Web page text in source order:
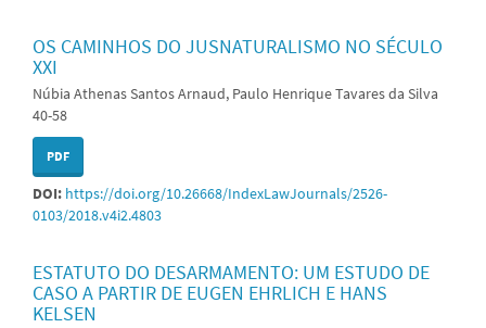
OS CAMINHOS DO JUSNATURALISMO NO SÉCULO
XXI
Núbia Athenas Santos Arnaud, Paulo Henrique Tavares da Silva
40-58
PDF
DOI: https://doi.org/10.26668/IndexLawJournals/2526-
0103/2018.v4i2.4803
ESTATUTO DO DESARMAMENTO: UM ESTUDO DE
CASO A PARTIR DE EUGEN EHRLICH E HANS
KELSEN